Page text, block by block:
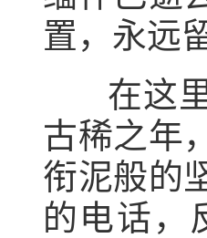
置，永远
在这
古稀之年
衔泥般的
的电话，